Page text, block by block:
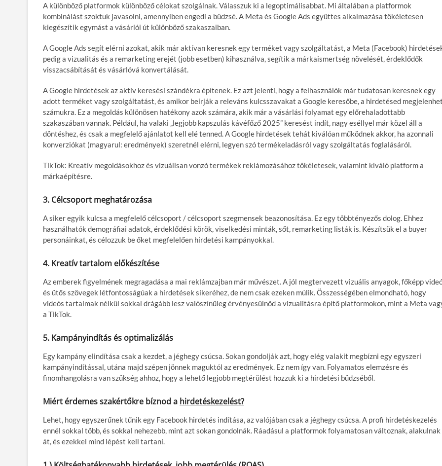
A különböző platformok különböző célokat szolgálnak. Válasszuk ki a legoptimálisabbat. Mi általában a platformok
kombinálást szoktuk javasolni, amennyiben engedi a büdzsé. A Meta és Google Ads együttes alkalmazása tökéletesen
kiegészítik egymást a vásárlói út különböző szakaszaiban.
A Google Ads segít elérni azokat, akik már aktívan keresnek egy terméket vagy szolgáltatást, a Meta (Facebook)
pedig a vizualitás és a remarketing erejét (jobb esetben) kihasználva, segítik a márkaismertség növelését, érdeklődők
visszacsábítását és vásárlóvá konvertálását.
A Google hirdetések az aktív keresési szándékra építenek. Ez azt jelenti, hogy a felhasználók már tudatosan keresnek egy
adott terméket vagy szolgáltatást, és amikor beírják a releváns kulcsszavakat a Google keresőbe, a hirdetésed
számukra. Ez a megoldás különösen hatékony azok számára, akik már a vásárlási folyamat egy előrehaladottabb
szakaszában vannak. Például, ha valaki „legjobb kapszulás kávéfőző 2025” keresést indít, nagy eséllyel már közel áll a
döntéshez, és csak a megfelelő ajánlatot kell elé tenned. A Google hirdetések tehát kiválóan működnek akkor, ha azonnali
konverziókat (magyarul: eredmények) szeretnél elérni, legyen szó termékeladásról vagy szolgáltatás foglalásáról.
TikTok: Kreatív megoldásokhoz és vizuálisan vonzó termékek reklámozásához tökéletesek, valamint kiváló platform a
márkaépítésre.
3. Célcsoport meghatározása
A siker egyik kulcsa a megfelelő célcsoport / célcsoport szegmensek beazonosítása. Ez egy többtényezős dolog. Ehhez
használhatók demográfiai adatok, érdeklődési körök, viselkedési minták, sőt, remarketing listák is. Készítsük el a buyer
personáinkat, és célozzuk be őket megfelelően hirdetési kampányokkal.
4. Kreatív tartalom előkészítése
Az emberek figyelmének megragadása a mai reklámzajban már művészet. A jól megtervezett vizuális anyagok, főképp
és ütős szövegek létfontosságúak a hirdetések sikeréhez, de nem csak ezeken múlik. Összességében elmondható, hogy
videós tartalmak nélkül sokkal drágább lesz valószínűleg érvényesülnöd a vizualitásra építő platformokon, mint a Meta
a TikTok.
5. Kampányindítás és optimalizálás
Egy kampány elindítása csak a kezdet, a jéghegy csúcsa. Sokan gondolják azt, hogy elég valakit megbízni egy egyszeri
kampányindítással, utána majd szépen jönnek maguktól az eredmények. Ez nem így van. Folyamatos elemzésre és
finomhangolásra van szükség ahhoz, hogy a lehető legjobb megtérülést hozzuk ki a hirdetési büdzséből.
Miért érdemes szakértőkre bíznod a hirdetéskezelést?
Lehet, hogy egyszerűnek tűnik egy Facebook hirdetés indítása, az valójában csak a jéghegy csúcsa. A profi hirdetéskezelés
ennél sokkal több, és sokkal nehezebb, mint azt sokan gondolnák. Ráadásul a platformok folyamatosan változnak, alakulnak
át, és ezekkel mind lépést kell tartani.